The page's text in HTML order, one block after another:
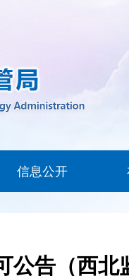
信息公开
告（西北